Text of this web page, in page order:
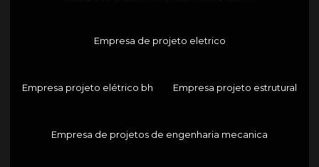
Empresa de projeto eletrico
Empresa projeto elétrico bh Empresa projeto estrutural
Empresa de projetos de engenharia mecanica